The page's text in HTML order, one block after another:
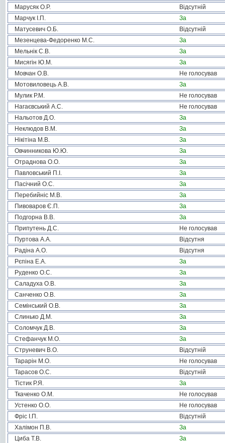
Марусяк О.Р.
Відсутній
Марчук І.П.
За
Матусевич О.Б.
Відсутній
Мезенцева-Федоренко М.С.
За
Мельнік С.В.
За
Мисягін Ю.М.
За
Мовчан О.В.
Не голосував
Мотовиловець А.В.
За
Мулик Р.М.
Не голосував
Нагаєвський А.С.
Не голосував
Нальотов Д.О.
За
Неклюдов В.М.
За
Нікітіна М.В.
За
Овчинникова Ю.Ю.
За
Отраднова О.О.
За
Павловський П.І.
За
Пасічний О.С.
За
Перебийніс М.В.
За
Пивоваров Є.П.
За
Подгорна В.В.
За
Припутень Д.С.
Не голосував
Пуртова А.А.
Відсутня
Радіна А.О.
Відсутня
Рєпіна Е.А.
За
Руденко О.С.
За
Саладуха О.В.
За
Санченко О.В.
За
Семінський О.В.
За
Слинько Д.М.
За
Соломчук Д.В.
За
Стефанчук М.О.
За
Струневич В.О.
Відсутній
Тарарін М.О.
Не голосував
Тарасов О.С.
Відсутній
Тістик Р.Я.
За
Ткаченко О.М.
Не голосував
Устенко О.О.
Не голосував
Фріс І.П.
Відсутній
Халімон П.В.
За
Циба Т.В.
За